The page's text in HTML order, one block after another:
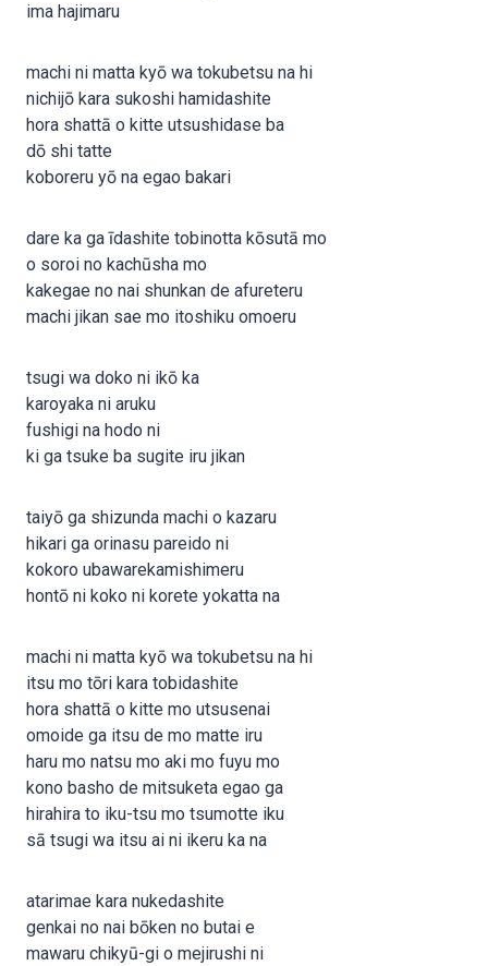
ima hajimaru
machi ni matta kyō wa tokubetsu na hi
nichijō kara sukoshi hamidashite
hora shattā o kitte utsushidase ba
dō shi tatte
koboreru yō na egao bakari
dare ka ga īdashite tobinotta kōsutā mo
o soroi no kachūsha mo
kakegae no nai shunkan de afureteru
machi jikan sae mo itoshiku omoeru
tsugi wa doko ni ikō ka
karoyaka ni aruku
fushigi na hodo ni
ki ga tsuke ba sugite iru jikan
taiyō ga shizunda machi o kazaru
hikari ga orinasu pareido ni
kokoro ubawarekamishimeru
hontō ni koko ni korete yokatta na
machi ni matta kyō wa tokubetsu na hi
itsu mo tōri kara tobidashite
hora shattā o kitte mo utsusenai
omoide ga itsu de mo matte iru
haru mo natsu mo aki mo fuyu mo
kono basho de mitsuketa egao ga
hirahira to iku-tsu mo tsumotte iku
sā tsugi wa itsu ai ni ikeru ka na
atarimae kara nukedashite
genkai no nai bōken no butai e
mawaru chikyū-gi o mejirushi ni